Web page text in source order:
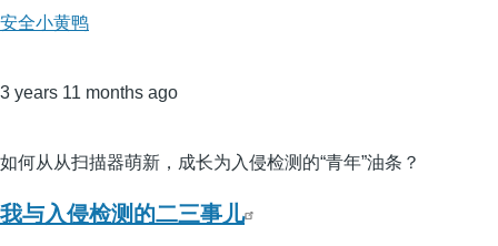
安全小黄鸭
3 years 11 months ago
如何从从扫描器萌新，成长为入侵检测的“青年”油条？
我与入侵检测的二三事儿